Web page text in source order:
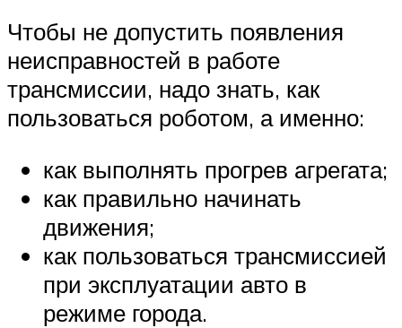
Чтобы не допустить появления
неисправностей в работе
трансмиссии, надо знать, как
пользоваться роботом, а именно:
как выполнять прогрев агрегата;
как правильно начинать
движения;
как пользоваться трансмиссией
при эксплуатации авто в
режиме города.